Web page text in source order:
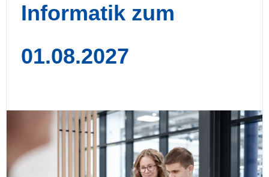
Informatik zum
01.08.2027